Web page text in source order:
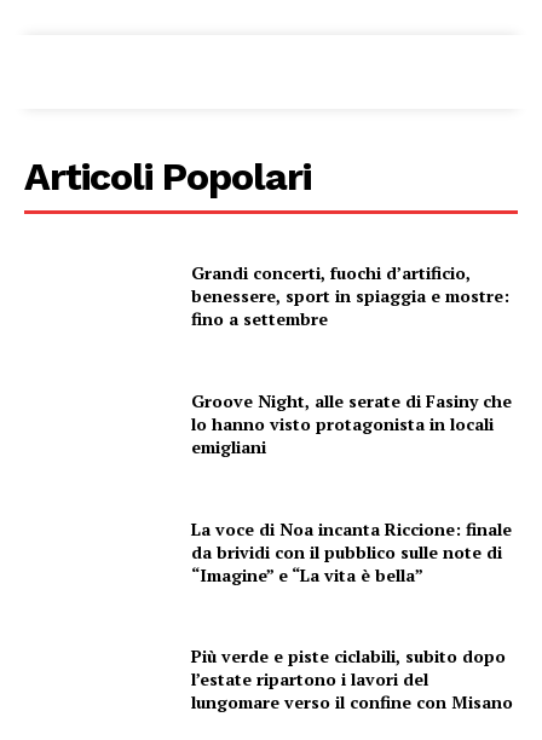
Articoli Popolari
Grandi concerti, fuochi d’artificio,
benessere, sport in spiaggia e mostre:
fino a settembre
Groove Night, alle serate di Fasiny che
lo hanno visto protagonista in locali
emigliani
La voce di Noa incanta Riccione: finale
da brividi con il pubblico sulle note di
“Imagine” e “La vita è bella”
Più verde e piste ciclabili, subito dopo
l’estate ripartono i lavori del
lungomare verso il confine con Misano